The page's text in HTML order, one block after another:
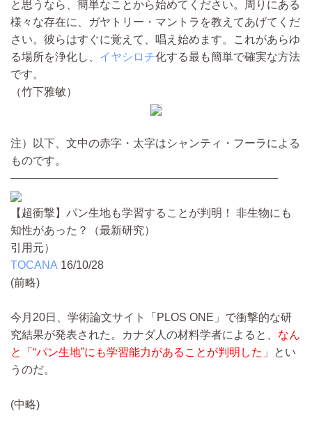
と思うなら、簡単なことから始めてください。周りにある
様々な存在に、ガヤトリー・マントラを教えてあげてくだ
さい。彼らはすぐに覚えて、唱え始めます。これがあらゆ
る場所を浄化し、 イヤシロチ化する最も簡単で確実な方法
です。
（竹下雅敏）
注）以下、文中の赤字・太字はシャンティ・フーラによる
ものです。
————————————————————————
【超衝撃】パン生地も学習することが判明！ 非生物にも
知性があった？（最新研究）
引用元）
TOCANA 16/10/28
(前略)
今月20日、学術論文サイト「PLOS ONE」で衝撃的な研
究結果が発表された。カナダ人の材料学者によると、 なん
と「“パン生地”にも学習能力があることが判明した 」とい
うのだ。
(中略)